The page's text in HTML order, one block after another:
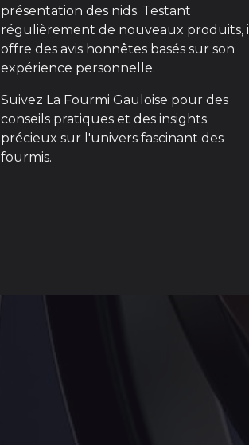
présentation des nids. Testant
régulièrement de nouveaux produits, il
offre des avis honnêtes basés sur son
expérience personnelle.
Suivez La Fourmi Gauloise pour des
conseils pratiques et des insights
précieux sur l'univers fascinant des
fourmis.